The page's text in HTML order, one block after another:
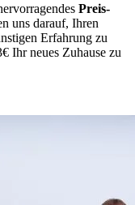
Preis-
uns darauf, Ihren
Erfahrung zu
Ihr neues Zuhause zu